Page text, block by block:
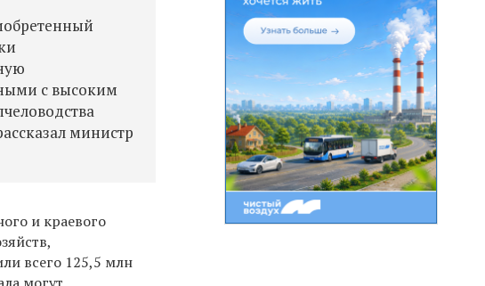
с высоким
министр
и краевого
всего 125,5 млн